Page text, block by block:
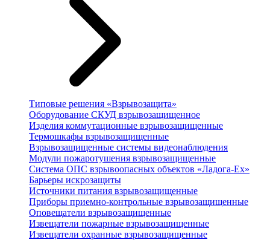
Типовые решения «Взрывозащита»
Оборудование СКУД взрывозащищенное
Изделия коммутационные взрывозащищенные
Термошкафы взрывозащищенные
Взрывозащищенные системы видеонаблюдения
Модули пожаротушения взрывозащищенные
Система ОПС взрывоопасных объектов «Ладога-Ex»
Барьеры искрозащиты
Источники питания взрывозащищенные
Приборы приемно-контрольные взрывозащищенные
Оповещатели взрывозащищенные
Извещатели пожарные взрывозащищенные
Извещатели охранные взрывозащищенные